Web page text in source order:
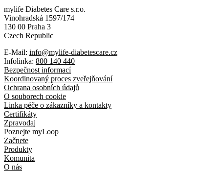
mylife Diabetes Care s.r.o.
Vinohradská 1597/174
130 00 Praha 3
Czech Republic
E-Mail: info@mylife-diabetescare.cz
Infolinka: 800 140 440
Bezpečnost informací
Koordinovaný proces zveřejňování
Ochrana osobních údajů
O souborech cookie
Linka péče o zákazníky a kontakty
Certifikáty
Zpravodaj
Poznejte myLoop
Začnete
Produkty
Komunita
O nás